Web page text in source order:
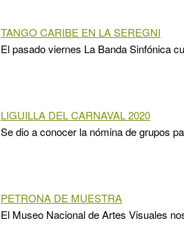
TANGO CARIBE EN LA SEREGNI
El pasado viernes La Banda Sinfónica
LIGUILLA DEL CARNAVAL 2020
Se dio a conocer la nómina de grupos
PETRONA DE MUESTRA
El Museo Nacional de Artes Visuales